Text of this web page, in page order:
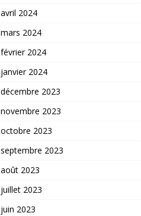
avril 2024
mars 2024
février 2024
janvier 2024
décembre 2023
novembre 2023
octobre 2023
septembre 2023
août 2023
juillet 2023
juin 2023